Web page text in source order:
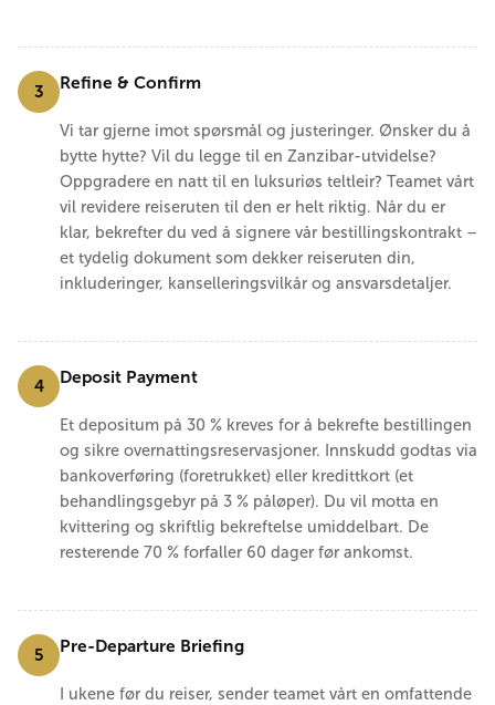
3 Refine & Confirm
Vi tar gjerne imot spørsmål og justeringer. Ønsker du å
bytte hytte? Vil du legge til en Zanzibar-utvidelse?
Oppgradere en natt til en luksuriøs teltleir? Teamet vårt
vil revidere reiseruten til den er helt riktig. Når du er
klar, bekrefter du ved å signere vår bestillingskontrakt –
et tydelig dokument som dekker reiseruten din,
inkluderinger, kanselleringsvilkår og ansvarsdetaljer.
4 Deposit Payment
Et depositum på 30 % kreves for å bekrefte bestillingen
og sikre overnattingsreservasjoner. Innskudd godtas via
bankoverføring (foretrukket) eller kredittkort (et
behandlingsgebyr på 3 % påløper). Du vil motta en
kvittering og skriftlig bekreftelse umiddelbart. De
resterende 70 % forfaller 60 dager før ankomst.
5 Pre-Departure Briefing
I ukene før du reiser, sender teamet vårt en omfattende